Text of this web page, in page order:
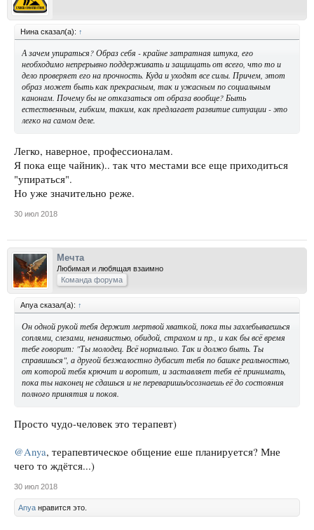
Нина сказал(а): ↑
А зачем упираться? Образ себя - крайне затратная штука, его
необходимо непрерывно поддерживать и защищать от всего, что то и
дело проверяет его на прочность. Куда и уходят все силы. Причем, этот
образ может быть как прекрасным, так и ужасным по социальным
канонам. Почему бы не отказаться от образа вообще? Быть
естественным, гибким, таким, как предлагает развитие ситуации - это
легко на самом деле.
Легко, наверное, профессионалам.
Я пока еще чайник).. так что местами все еще приходиться
"упираться".
Но уже значительно реже.
30 июл 2018
Мечта
Любимая и любящая взаимно
Команда форума
Anya сказал(а): ↑
Он одной рукой тебя держит мертвой хваткой, пока ты захлебываешься
соплями, слезами, ненавистью, обидой, страхом и пр., и как бы всё время
тебе говорит: "Ты молодец. Всё нормально. Так и должо быть. Ты
справишься", а другой безжалостно дубасит тебя по башке реальностью,
от которой тебя крючит и воротит, и заставляет тебя её принимать,
пока ты наконец не сдашься и не переваришь/осознаешь её до состояния
полного принятия и покоя.
Просто чудо-человек это терапевт)
@Anya, терапевтическое общение еше планируется? Мне
чего то ждётся...)
30 июл 2018
Anya нравится это.